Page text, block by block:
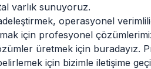
varlık sunuyoruz.
operasyonel
için profesyonel
üretmek için buradayız.
için bizimle iletişime